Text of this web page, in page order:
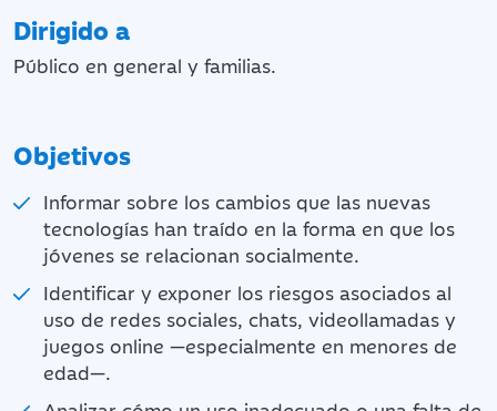
Dirigido a
Público en general y familias.
Objetivos
Informar sobre los cambios que las nuevas
tecnologías han traído en la forma en que los
jóvenes se relacionan socialmente.
Identificar y exponer los riesgos asociados al
uso de redes sociales, chats, videollamadas y
juegos online —especialmente en menores de
edad—.